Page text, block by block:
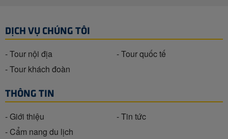
DỊCH VỤ CHÚNG TÔI
- Tour nội địa
- Tour quốc tế
- Tour khách đoàn
THÔNG TIN
- Giới thiệu
- Tin tức
- Cẩm nang du lịch